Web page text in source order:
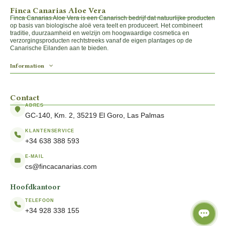
Finca Canarias Aloe Vera
Finca Canarias Aloe Vera is een Canarisch bedrijf dat natuurlijke producten
op basis van biologische aloë vera teelt en produceert. Het combineert
traditie, duurzaamheid en welzijn om hoogwaardige cosmetica en
verzorgingsproducten rechtstreeks vanaf de eigen plantages op de
Canarische Eilanden aan te bieden.
Information
Contact
ADRES
GC-140, Km. 2, 35219 El Goro, Las Palmas
KLANTENSERVICE
+34 638 388 593
E-MAIL
cs@fincacanarias.com
Hoofdkantoor
TELEFOON
+34 928 338 155